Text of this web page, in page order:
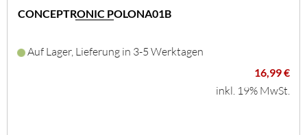
CONCEPTRONIC POLONA01B
Auf Lager, Lieferung in 3-5 Werktagen
16,99 €
inkl. 19% MwSt.